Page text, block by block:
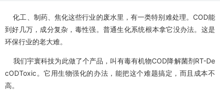
化工、制药、焦化这些行业的废水里，有一类特别难处理。COD能
到好几万，成分复杂，毒性强。普通生化系统根本拿它没办法。这是
环保行业的老大难。
我们宇寰科技为此做了个产品，叫有毒有机物COD降解菌剂RT-De
cODToxic。它用生物强化的办法，能把这个难题搞定，而且成本不
高。